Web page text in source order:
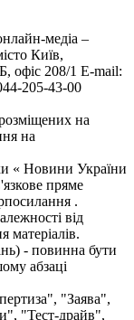
медіа –
Київ,
208/1 E-mail:
205-43-00
на
на
« Новини України
пряме
.
від
матеріалів.
- повинна бути
абзаці
"Заява",
"Тест-драйв",